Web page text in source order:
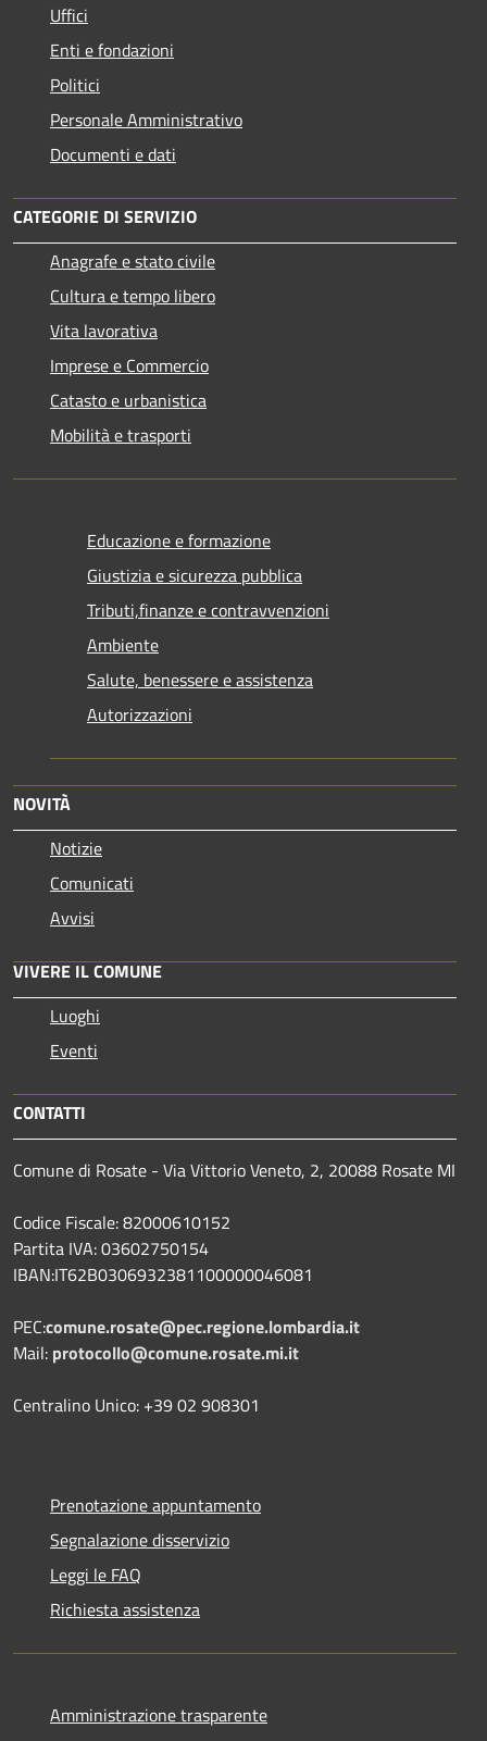
Uffici
Enti e fondazioni
Politici
Personale Amministrativo
Documenti e dati
CATEGORIE DI SERVIZIO
Anagrafe e stato civile
Cultura e tempo libero
Vita lavorativa
Imprese e Commercio
Catasto e urbanistica
Mobilità e trasporti
Educazione e formazione
Giustizia e sicurezza pubblica
Tributi,finanze e contravvenzioni
Ambiente
Salute, benessere e assistenza
Autorizzazioni
NOVITÀ
Notizie
Comunicati
Avvisi
VIVERE IL COMUNE
Luoghi
Eventi
CONTATTI
Comune di Rosate - Via Vittorio Veneto, 2, 20088 Rosate MI
Codice Fiscale: 82000610152
Partita IVA: 03602750154
IBAN:IT62B0306932381100000046081
PEC:comune.rosate@pec.regione.lombardia.it
Mail: protocollo@comune.rosate.mi.it
Centralino Unico: +39 02 908301
Prenotazione appuntamento
Segnalazione disservizio
Leggi le FAQ
Richiesta assistenza
Amministrazione trasparente